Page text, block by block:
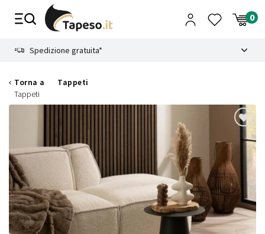
Spedizione gratuita*
Torna a
Tappeti
Tappeti